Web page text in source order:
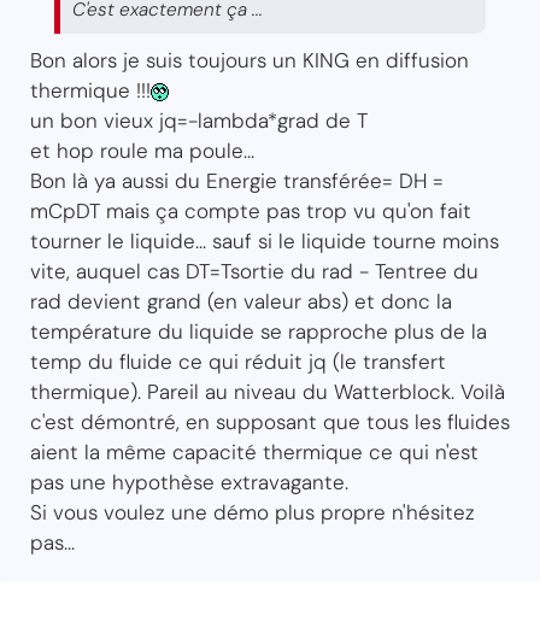
C'est exactement ça ...
Bon alors je suis toujours un KING en diffusion
thermique !!!
un bon vieux jq=-lambda*grad de T
et hop roule ma poule...
Bon là ya aussi du Energie transférée= DH =
mCpDT mais ça compte pas trop vu qu'on fait
tourner le liquide... sauf si le liquide tourne moins
vite, auquel cas DT=Tsortie du rad - Tentree du
rad devient grand (en valeur abs) et donc la
température du liquide se rapproche plus de la
temp du fluide ce qui réduit jq (le transfert
thermique). Pareil au niveau du Watterblock. Voilà
c'est démontré, en supposant que tous les fluides
aient la même capacité thermique ce qui n'est
pas une hypothèse extravagante.
Si vous voulez une démo plus propre n'hésitez
pas...